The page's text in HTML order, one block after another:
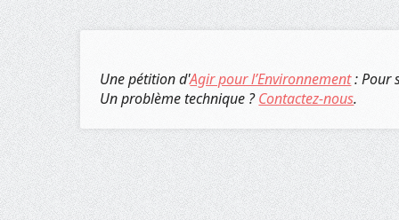
Une pétition d'Agir pour l’Environnement: Pour
Un problème technique ?Contactez-nous.